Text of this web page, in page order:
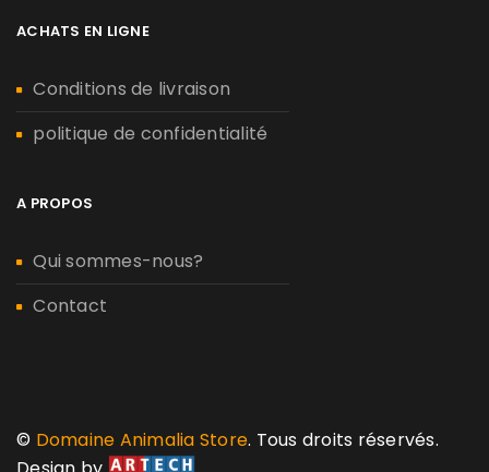
ACHATS EN LIGNE
Conditions de livraison
politique de confidentialité
A PROPOS
Qui sommes-nous?
Contact
© Domaine Animalia Store. Tous droits réservés.